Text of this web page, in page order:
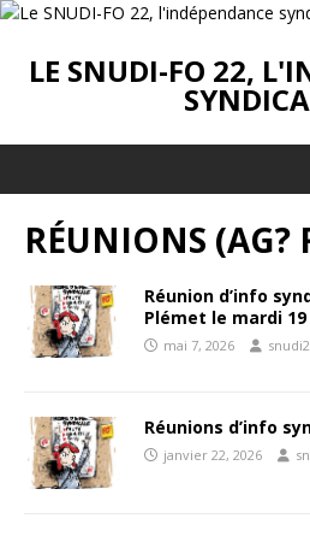
LE SNUDI-FO 22,
RÉUNIONS (AG?
Réunion d’info
Plémet le mardi
mai 7, 2026
Réunions d’info
janvier 22, 2026